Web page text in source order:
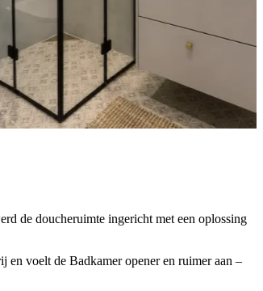
de doucheruimte ingericht met een oplossing
voelt de Badkamer opener en ruimer aan –